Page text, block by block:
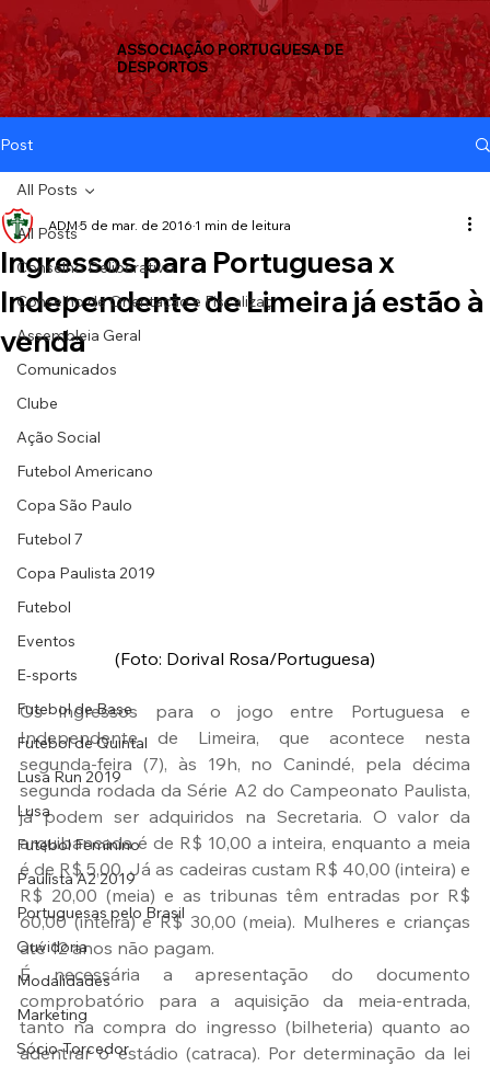
ASSOCIAÇÃO PORTUGUESA DE
DESPORTOS
Post
All Posts
Conselho Deliberativo
Conselho de Orientação e Fiscalizaç
Assembleia Geral
Comunicados
Clube
Ação Social
Futebol Americano
Copa São Paulo
Futebol 7
Copa Paulista 2019
Futebol
Eventos
E-sports
Futebol de Base
Futebol de Quintal
Lusa Run 2019
Lusa
Futebol Feminino
Paulista A2 2019
Portuguesas pelo Brasil
Ouvidoria
Modalidades
Marketing
Sócio-Torcedor
All Posts
Ingressos para Portuguesa x
Independente de Limeira já estão à
venda
ADM 5 de mar. de 2016 1 min de leitura
(Foto: Dorival Rosa/Portuguesa)
Os ingressos para o jogo entre Portuguesa e
Independente de Limeira, que acontece nesta
segunda-feira (7), às 19h, no Canindé, pela décima
segunda rodada da Série A2 do Campeonato Paulista,
já podem ser adquiridos na Secretaria. O valor da
arquibancada é de R$ 10,00 a inteira, enquanto a meia
é de R$ 5,00. Já as cadeiras custam R$ 40,00 (inteira) e
R$ 20,00 (meia) e as tribunas têm entradas por R$
60,00 (inteira) e R$ 30,00 (meia). Mulheres e crianças
até 12 anos não pagam.
É necessária a apresentação do documento
comprobatório para a aquisição da meia-entrada,
tanto na compra do ingresso (bilheteria) quanto ao
adentrar o estádio (catraca). Por determinação da lei